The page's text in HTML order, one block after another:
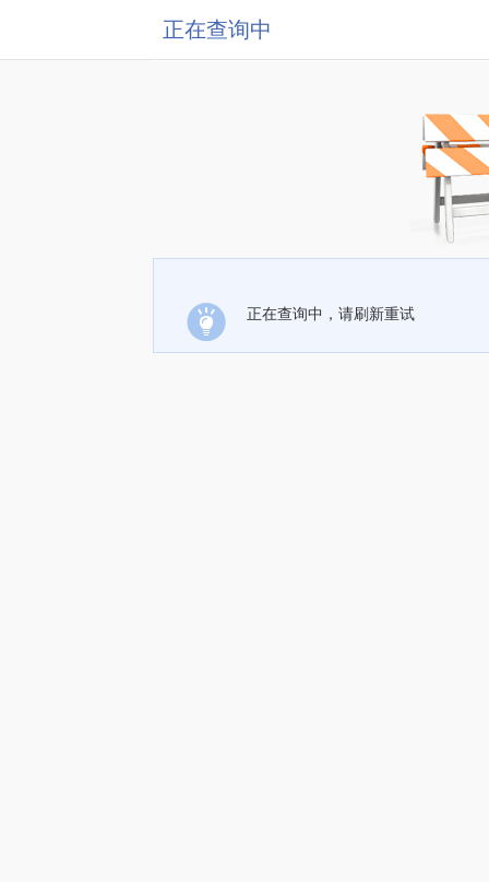
正在查询中
正在查询中，请刷新重试